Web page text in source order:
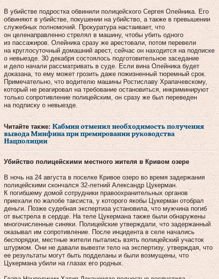
В убийстве подростка обвинили полицейского Сергея Олейника. Его
обвиняют в убийстве, покушении на убийство, а также в превышении
служебных полномочий. Прокуратура настаивает, что
он целенаправленно стрелял в машину, чтобы убить одного
из пассажиров. Олейника сразу же арестовали, потом перевели
на круглосуточный домашний арест, сейчас он находится на подписке
о невыезде. 30 декабря состоялось подготовительное заседание
и дело начали рассматривать в суде. Если вина Олейника будет
доказана, то ему может грозить даже пожизненный тюремный срок.
Примечательно, что водителю машины Ростиславу Храпачевскому,
который не реагировал на требование остановиться, инкриминируют
только сопротивление полицейским, он сразу же был переведен
на подписку о невыезде.
Читайте также: Кабмин отменил необходимость получения
вывода Минфина при премировании руководства
Нацполиции
Убийство полицейскими местного жителя в Кривом озере
В ночь на 24 августа в поселке Кривое озеро во время задержания
полицейскими скончался 32-летний Александр Цукерман.
К погибшему домой сотрудники правоохранительных органов
приехали по жалобе таксиста, у которого якобы Цукерман отобрал
деньги. Позже судебная экспертиза установила, что мужчина погиб
от выстрела в сердце. На теле Цукермана также были обнаружены
многочисленные синяки. Полицейские утверждали, что задержанный
оказывал им сопротивление. После инцидента в селе начались
беспорядки, местные жители пытались взять полицейский участок
штурмом. Они не давали вывезти тело на экспертизу, утверждая, что
ее результаты могут быть подделаны и были возмущены, что
Цукермана убили на глазах его родных.